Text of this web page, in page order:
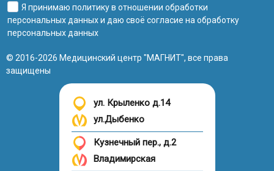
участки остеопороза и субхондрального
склероза;
анкилозы;
признаки оссификации связочного аппарата;
сужение суставной щели.
Результаты обследования должны быть соотнесены
с жалобами пациента и данными лабораторных
Сделать КТ крестцово-подвздошных сочленений в
Я принимаю политику в отношении обработки
персональных данныхи даю своё согласие на обработку
персональных данных
© 2016-2026 Медицинский центр "МАГНИТ", все права
защищены
ул. Крыленко д.14
ул.Дыбенко
Кузнечный пер., д.2
Владимирская